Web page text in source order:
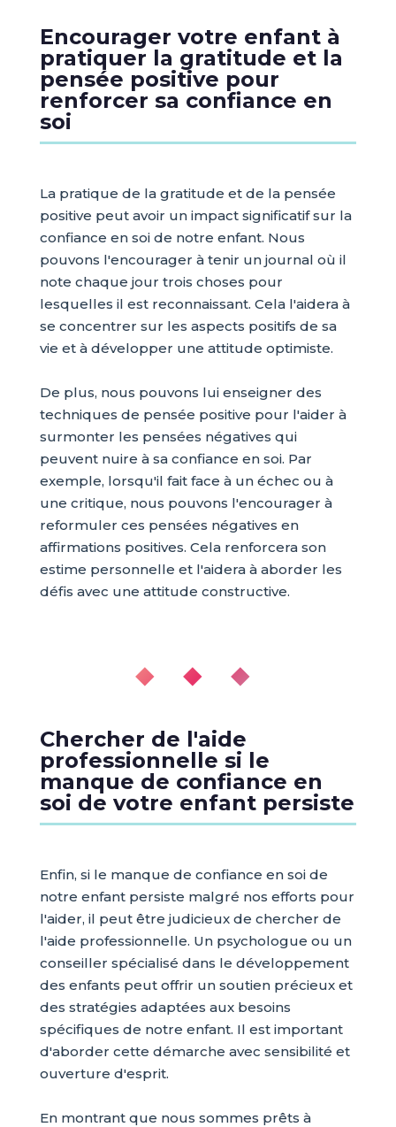
Encourager votre enfant à
pratiquer la gratitude et la
pensée positive pour
renforcer sa confiance en
soi
La pratique de la gratitude et de la pensée
positive peut avoir un impact significatif sur la
confiance en soi de notre enfant. Nous
pouvons l'encourager à tenir un journal où il
note chaque jour trois choses pour
lesquelles il est reconnaissant. Cela l'aidera à
se concentrer sur les aspects positifs de sa
vie et à développer une attitude optimiste.
De plus, nous pouvons lui enseigner des
techniques de pensée positive pour l'aider à
surmonter les pensées négatives qui
peuvent nuire à sa confiance en soi. Par
exemple, lorsqu'il fait face à un échec ou à
une critique, nous pouvons l'encourager à
reformuler ces pensées négatives en
affirmations positives. Cela renforcera son
estime personnelle et l'aidera à aborder les
défis avec une attitude constructive.
◆ ◆ ◆
Chercher de l'aide
professionnelle si le
manque de confiance en
soi de votre enfant persiste
Enfin, si le manque de confiance en soi de
notre enfant persiste malgré nos efforts pour
l'aider, il peut être judicieux de chercher de
l'aide professionnelle. Un psychologue ou un
conseiller spécialisé dans le développement
des enfants peut offrir un soutien précieux et
des stratégies adaptées aux besoins
spécifiques de notre enfant. Il est important
d'aborder cette démarche avec sensibilité et
ouverture d'esprit.
En montrant que nous sommes prêts à